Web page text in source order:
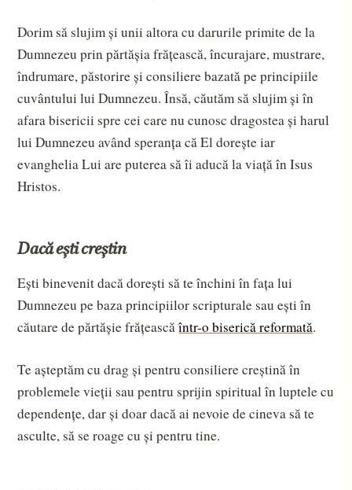
Dorim să slujim și unii altora cu darurile primite de la
Dumnezeu prin părtășia frățească, încurajare, mustrare,
îndrumare, păstorire și consiliere bazată pe principiile
cuvântului lui Dumnezeu. Însă, căutăm să slujim și în
afara bisericii spre cei care nu cunosc dragostea și harul
lui Dumnezeu având speranța că El dorește iar
evanghelia Lui are puterea să îi aducă la viață în Isus
Hristos.
Dacă ești creștin
Ești binevenit dacă dorești să te închini în fața lui
Dumnezeu pe baza principiilor scripturale sau ești în
căutare de părtășie frățească într-o biserică reformată.
Te așteptăm cu drag și pentru consiliere creștină în
problemele vieții sau pentru sprijin spiritual în luptele cu
dependențe, dar și doar dacă ai nevoie de cineva să te
asculte, să se roage cu și pentru tine.